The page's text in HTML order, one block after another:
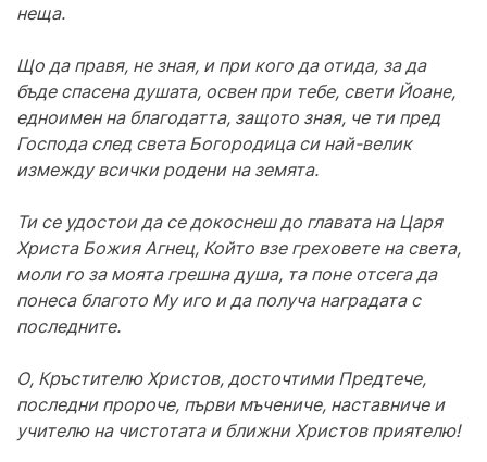
неща.
Що да правя, не зная, и при кого да отида, за да
бъде спасена душата, освен при тебе, свети Йоане,
едноимен на благодатта, защото зная, че ти пред
Господа след света Богородица си най-велик
измежду всички родени на земята.
Ти се удостои да се докоснеш до главата на Царя
Христа Божия Агнец, Който взе греховете на света,
моли го за моята грешна душа, та поне отсега да
понеса благото Му иго и да получа наградата с
последните.
О, Кръстителю Христов, досточтими Предтече,
последни пророче, първи мъчениче, наставниче и
учителю на чистотата и ближни Христов приятелю!